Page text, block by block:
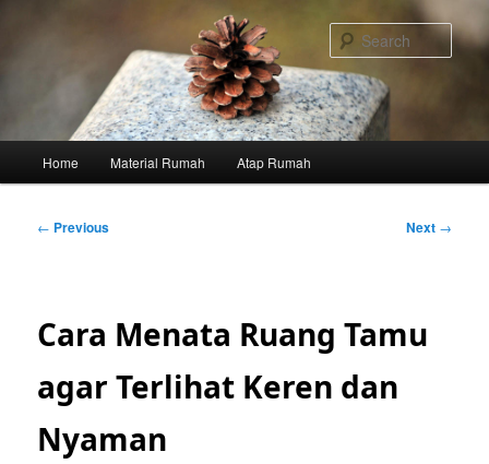
Home Material Rumah Atap Rumah
Post
← Previous Next →
Cara Menata Ruang Tamu
agar Terlihat Keren dan
Nyaman